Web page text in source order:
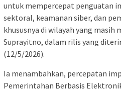
untuk mempercepat penguatan
sektoral, keamanan siber, dan
khususnya di wilayah yang masih
Suprayitno, dalam rilis yang
(12/5/2026).
Ia menambahkan, percepatan
Pemerintahan Berbasis